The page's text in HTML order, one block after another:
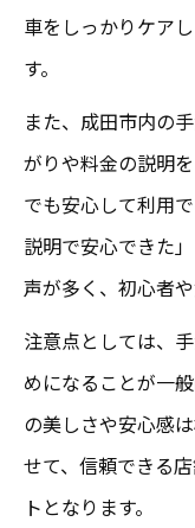
車をしっかりケア
す。
また、成田市内の
がりや料金の説明
でも安心して利用
説明で安心できた
声が多く、初心者
注意点としては、
めになることが一
の美しさや安心感
せて、信頼できる
トとなります。